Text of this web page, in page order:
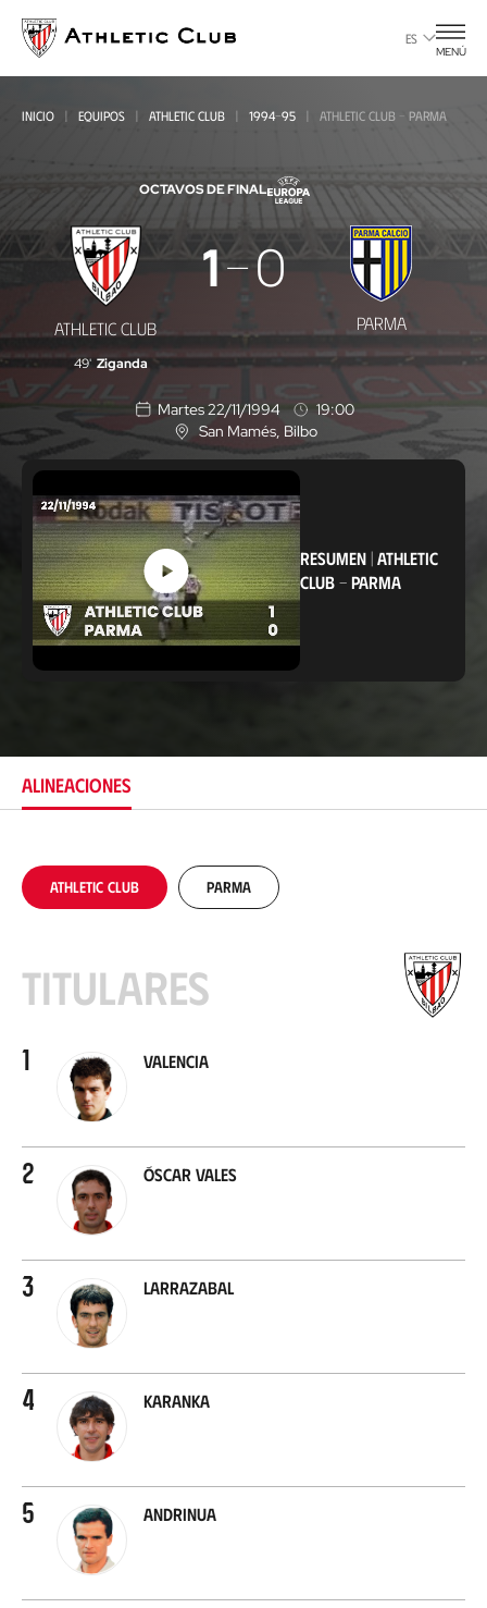
contenido
principal
ES
MENÚ
INICIO EQUIPOS ATHLETIC CLUB 1994-95 ATHLETIC CLUB - PARMA
OCTAVOS DE FINAL
Athletic
Parma
ATHLETIC CLUB
1 0
PARMA
49' Ziganda
Martes 22/11/1994
19:00
U
b
i
c
a
c
i
ó
n
San Mamés , Bilbo
RESUMEN| ATHLETIC
CLUB- PARMA
ALINEACIONES
Athletic Club Parma
Titulares
1 Valencia
2 Óscar Vales
3 Larrazabal
4 Karanka
5 Andrinua